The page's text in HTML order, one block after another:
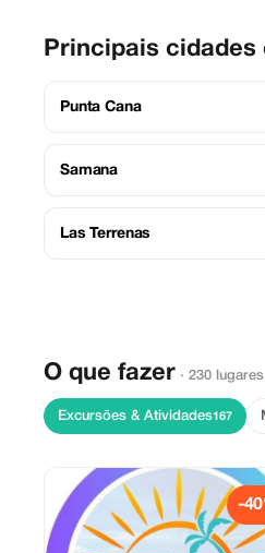
Principais cidades
Punta Cana
Samana
Las Terrenas
O que fazer · 230 lugares
Excursões & Atividades167
-